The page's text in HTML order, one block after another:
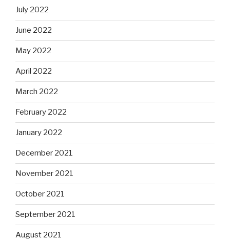
July 2022
June 2022
May 2022
April 2022
March 2022
February 2022
January 2022
December 2021
November 2021
October 2021
September 2021
August 2021